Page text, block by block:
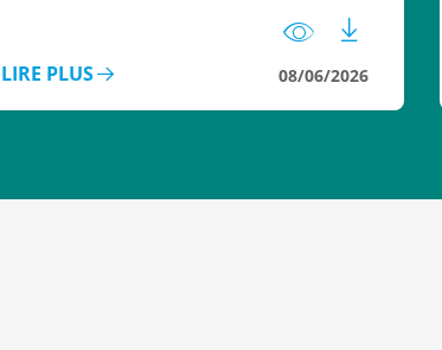
LIRE PLUS 08/06/2026